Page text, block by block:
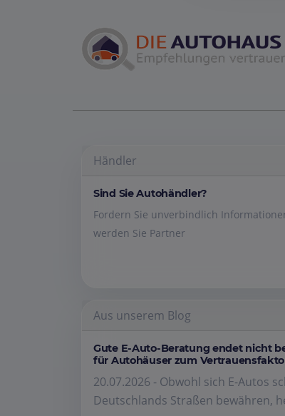
Händler
Sind Sie Autohändler?
Fordern Sie unverbindlich
werden Sie Partner
Aus unserem Blog
Gute E-Auto-Beratung endet nicht
für Autohäuser zum
20.07.2026 - Obwohl sich E-Autos
Deutschlands Straßen bewähren,